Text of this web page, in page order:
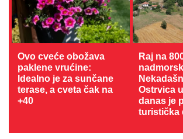
Ovo cveće obožava
paklene vrućine:
Idealno je za sunčane
terase, a cveta čak na
+40
Raj na
Ostrvica
danas je
turistička